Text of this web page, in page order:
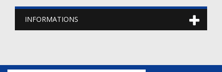
INFORMATIONS